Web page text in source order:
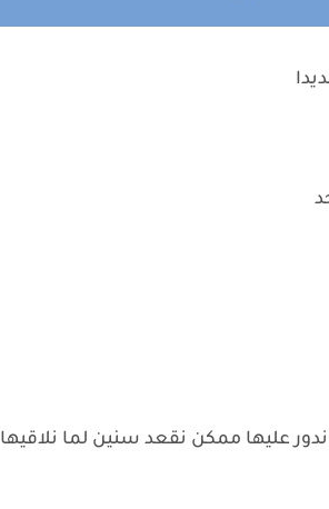
عليها ممكن نقعد سنين لما نلاقيها